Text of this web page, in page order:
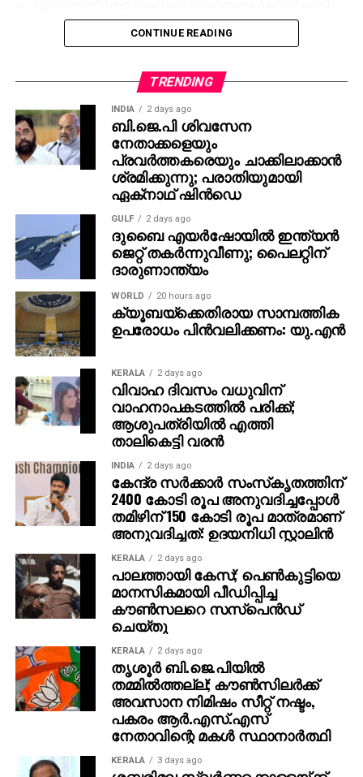
ഇളവ് നല്‍കണമെന്ന് കര്‍ണാടക സ്‌റ്റേറ്റ് ട്രാവല്‍
ഓണേഴ്‌സ് അസോസിയേഷന്‍ കേരള സര്‍ക്കാരിനോട്
പ്രത്യേക ഇളവ് നല്‍കണമെന്ന ആവശ്യവുമായി
മുഖ്യ മന്ത്രി പിണറായി വിജയനും ഗതാഗത മന്ത്രി
കെ.ബി. ഗണേഷ്‌കുമാറിനും സംഘടന കത്തയച്ചിട്ടുണ്ട്.
ദസറ കാലത്ത് കേരളത്തില്‍ നിന്ന് മൈസൂരുവിലേക്ക്
പോയ വാഹനങ്ങള്‍ക്ക് നല്‍കിയ ഇളവ് മാതൃകയാക്കി
സമാന സംവിധാനം നടപ്പാക്കണമെന്ന് കത്തില്‍
ആവര്‍ത്തിക്കുന്നു.
CONTINUE READING
TRENDING
INDIA 2 days ago
ബി.ജെ.പി ശിവസേന
നേതാക്കളെയും
പ്രവര്‍ത്തകരെയും ചാക്കിലാക്കാന്‍
ശ്രമിക്കുന്നു; പരാതിയുമായി
ഏക്‌നാഥ് ഷിന്‍ഡെ
GULF 2 days ago
ദുബൈ എയര്‍ഷോയില്‍ ഇന്ത്യന്‍
ജെറ്റ് തകര്‍ന്നുവീണു; പൈലറ്റിന്
ദാരുണാന്ത്യം
WORLD 20 hours ago
ക്യൂബയ്ക്കെതിരായ സാമ്പത്തിക
ഉപരോധം പിന്‍വലിക്കണം: യു.എന്‍
KERALA 2 days ago
വിവാഹ ദിവസം വധുവിന്
വാഹനാപകടത്തില്‍ പരിക്ക്;
ആശുപത്രിയില്‍ എത്തി
താലികെട്ടി വരന്‍
INDIA 2 days ago
കേന്ദ്ര സര്‍ക്കാര്‍ സംസ്‌കൃതത്തിന്
2400 കോടി രൂപ അനുവദിച്ചപ്പോള്‍
തമിഴിന് 150 കോടി രൂപ മാത്രമാണ്
അനുവദിച്ചത്: ഉദയനിധി സ്റ്റാലിന്‍
KERALA 2 days ago
പാലത്തായി കേസ്; പെൺകുട്ടിയെ
മാനസികമായി പീഡിപ്പിച്ച
കൗൺസലറെ സസ്പെൻഡ്
ചെയ്തു
KERALA 2 days ago
തൃശൂര്‍ ബി.ജെ.പിയില്‍
തമ്മില്‍ത്തല്ല്; കൗണ്‍സിലര്‍ക്ക്
അവസാന നിമിഷം സീറ്റ് നഷ്ടം,
പകരം ആര്‍.എസ്.എസ്
നേതാവിന്റെ മകള്‍ സ്ഥാനാര്‍ത്ഥി
KERALA 3 days ago